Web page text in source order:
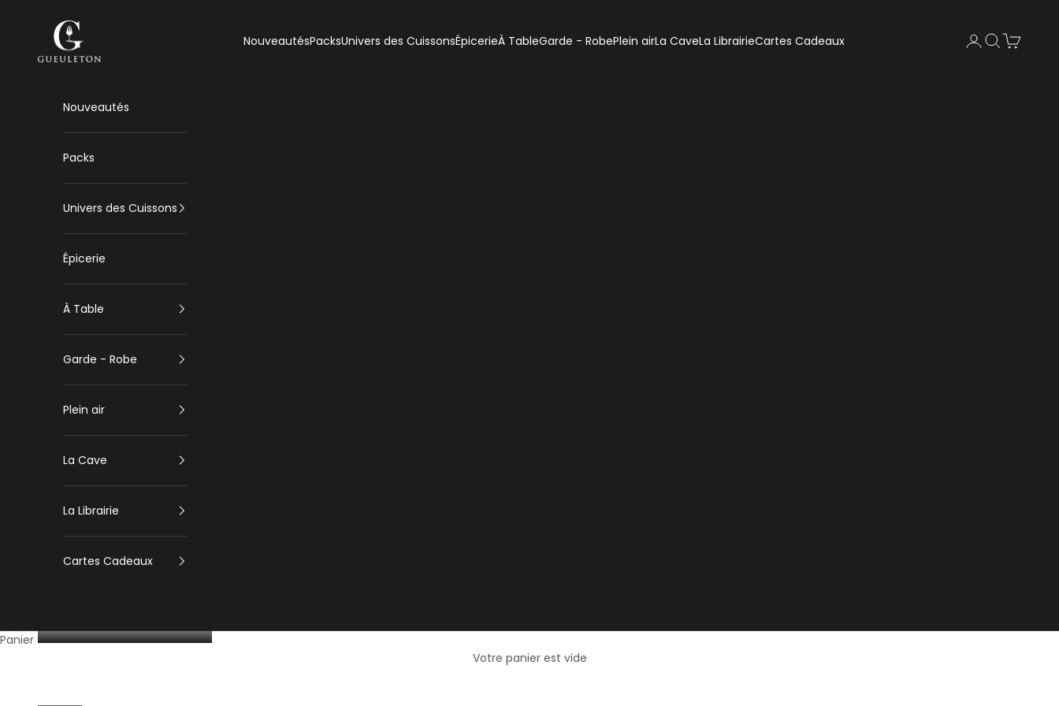
Gueuleton
NouveautésPacksUnivers des CuissonsÉpicerieÀ TableGarde - RobePlein airLa CaveLa LibrairieCartes Cadeaux Recherche
Panier
Nouveautés
Packs
Univers des Cuissons
Épicerie
À Table
Garde - Robe
Plein air
La Cave
La Librairie
Cartes Cadeaux
Panier
Votre panier est vide